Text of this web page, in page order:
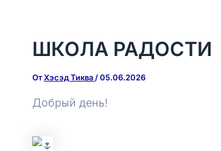
ШКОЛА РАДОСТИ
ОтХэсэд Тиква /05.06.2026
Добрый день!